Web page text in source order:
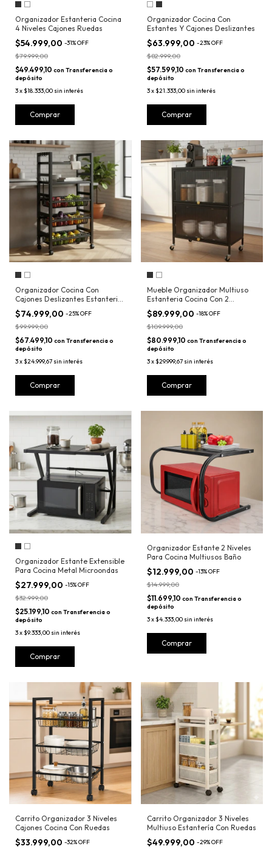
Organizador Estanteria Cocina
4 Niveles Cajones Ruedas
$54.999,00 -31%OFF
$79.999,00
$49.499,10 con Transferencia o
depósito
3x$18.333,00 sin interés
Comprar
Organizador Cocina Con
Estantes Y Cajones Deslizantes
$63.999,00 -23%OFF
$82.999,00
$57.599,10 con Transferencia o
depósito
3x$21.333,00 sin interés
Comprar
Organizador Cocina Con
Cajones Deslizantes Estanteria
Ruedas
$74.999,00 -25%OFF
$99.999,00
$67.499,10 con Transferencia o
depósito
3x$24.999,67 sin interés
Comprar
Mueble Organizador Multiuso
Estanteria Cocina Con 2
Puertas
$89.999,00 -18%OFF
$109.999,00
$80.999,10 con Transferencia o
depósito
3x$29.999,67 sin interés
Comprar
Organizador Estante Extensible
Para Cocina Metal Microondas
$27.999,00 -15%OFF
$32.999,00
$25.199,10 con Transferencia o
depósito
3x$9.333,00 sin interés
Comprar
Organizador Estante 2 Niveles
Para Cocina Multiusos Baño
$12.999,00 -13%OFF
$14.999,00
$11.699,10 con Transferencia o
depósito
3x$4.333,00 sin interés
Carrito Organizador 3 Niveles
Cajones Cocina Con Ruedas
$33.999,00 -32%OFF
Carrito Organizador 3 Niveles
Multiuso Estantería Con Ruedas
$49.999,00 -29%OFF